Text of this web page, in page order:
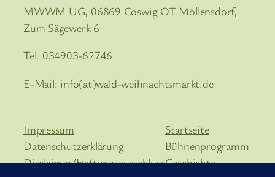
MWWM UG, 06869 Coswig OT Möllensdorf,
Zum Sägewerk 6
Tel. 034903-62746
E-Mail: info(at)wald-weihnachtsmarkt.de
Impressum
Datenschutzerklärung
Disclaimer/Haftungsausschluss
Startseite
Bühnenprogramm
Geschichte